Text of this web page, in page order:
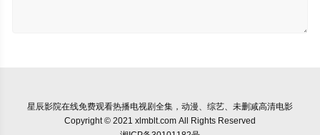
星辰影院在线免费观看热播电视剧全集，动漫、综艺、未删减高清电影
Copyright © 2021 xlmblt.com All Rights Reserved